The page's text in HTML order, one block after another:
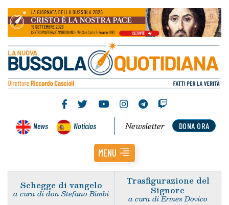
News Noticias DONA ORA
Newsletter
MENU
Schegge di vangelo
a cura di don Stefano Bimbi
Trasfigurazione del
Signore
a cura di Ermes Dovico